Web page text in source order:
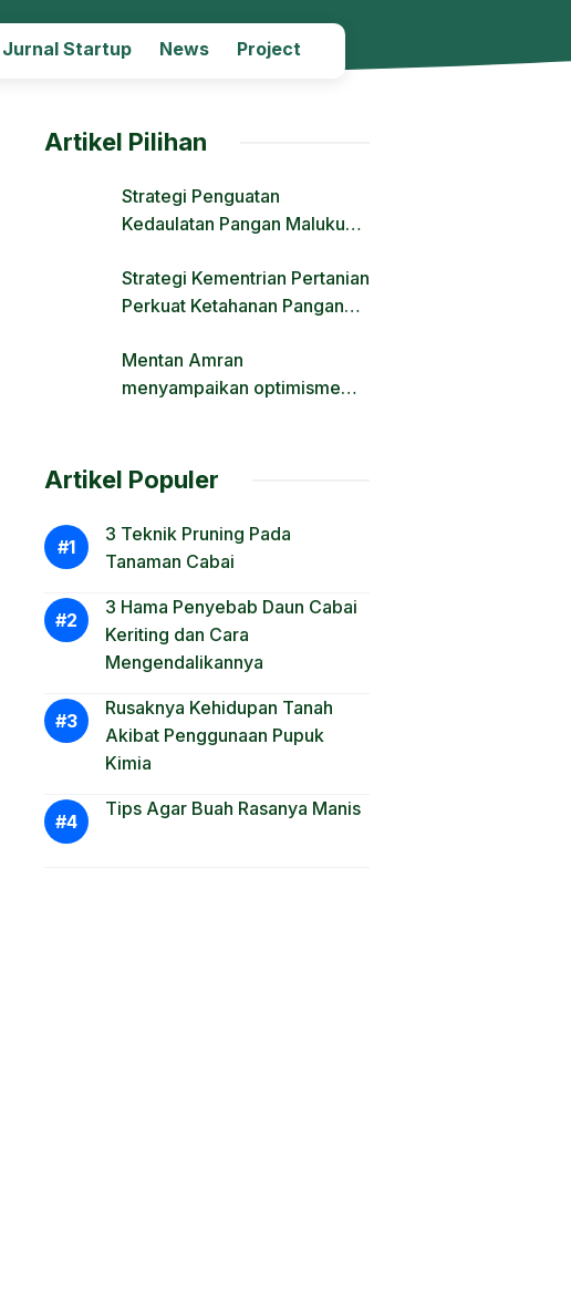
Jurnal Startup News Project
Artikel Pilihan
Strategi Penguatan
Kedaulatan Pangan Maluku
dan Regulasi Lahan
Strategi Kementrian Pertanian
Perkuat Ketahanan Pangan
Krisis Iklim dan Fenomena El
Nino
Mentan Amran
menyampaikan optimisme
Artikel Populer
3 Teknik Pruning Pada
Tanaman Cabai
3 Hama Penyebab Daun Cabai
Keriting dan Cara
Mengendalikannya
Rusaknya Kehidupan Tanah
Akibat Penggunaan Pupuk
Kimia
Tips Agar Buah Rasanya Manis